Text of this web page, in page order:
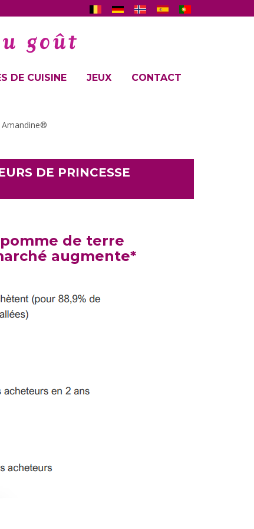
DE CUISINE JEUX CONTACT
Amandine®
DE PRINCESSE
de terre
augmente*